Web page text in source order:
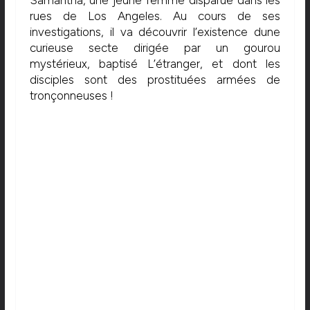
rues de Los Angeles. Au cours de ses
investigations, il va découvrir l’existence dune
curieuse secte dirigée par un gourou
mystérieux, baptisé L’étranger, et dont les
disciples sont des prostituées armées de
tronçonneuses !